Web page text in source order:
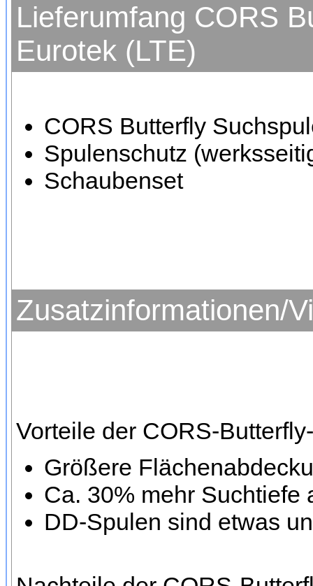
Lieferumfang CORS
Eurotek (LTE)
CORS Butterfly
Spulenschutz
Schaubenset
Zusatzinformationen/
Vorteile der CORS-
Größere
Ca. 30% mehr Suchtiefe
DD-Spulen sind etwas